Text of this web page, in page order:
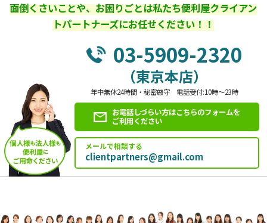
面倒くさいことや、お困りごとは私たち便利屋クライアン
トパートナーズにお任せください！！
03-5909-2320
（東京本店）
年中無休24時間・秘密厳守 電話受付:10時～23時
お電話しづらい方はこちらのフォームを
ご利用ください
メールで相談する
clientpartners@gmail.com